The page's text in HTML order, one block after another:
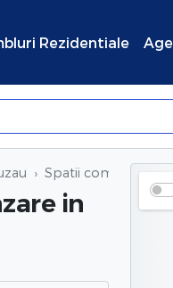
Rezidentiale
Spatii comerciale 4
in